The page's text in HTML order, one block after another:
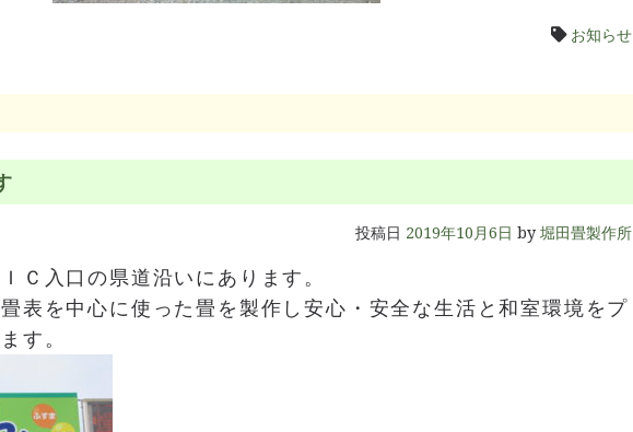
お知らせ
投稿日 2019年10月6日 by 堀田畳製作所
Ｃ入口の県道沿いにあります。
表を中心に使った畳を製作し安心・安全な生活と和室環境をプ
す。